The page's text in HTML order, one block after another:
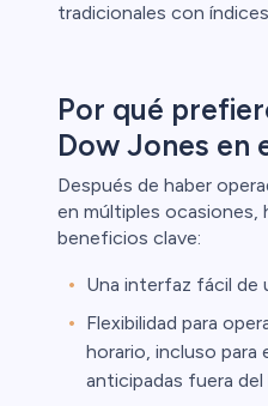
tradicionales con
Por qué
Dow Jones en
Después de haber
en múltiples ocasiones,
beneficios clave:
Una interfaz fácil de
Flexibilidad para
horario, incluso para
anticipadas fuera del